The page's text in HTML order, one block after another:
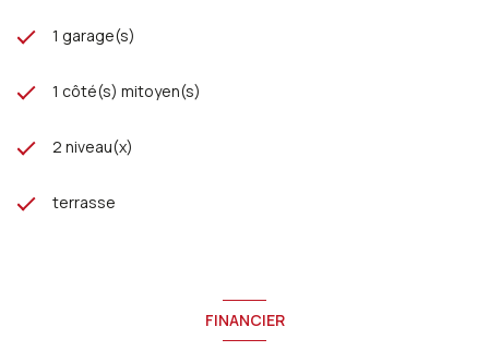
1 garage(s)
1 côté(s) mitoyen(s)
2 niveau(x)
terrasse
FINANCIER